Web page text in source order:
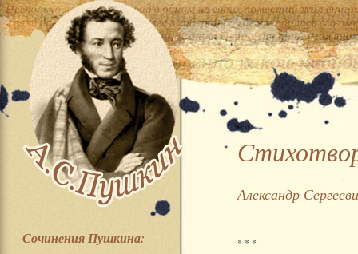
Сочинения Пушкина:
Александр
* * *